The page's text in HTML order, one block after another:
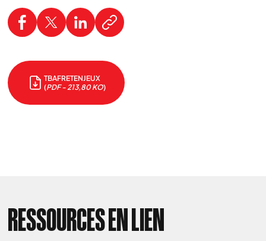
TBAFRETENJEUX
(PDF - 213,80 KO)
RESSOURCES EN LIEN